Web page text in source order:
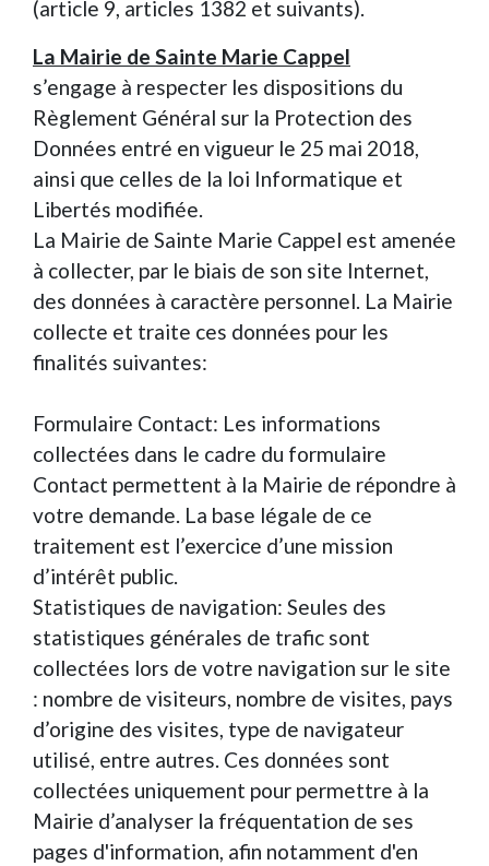
(article 9, articles 1382 et suivants).
La Mairie de Sainte Marie Cappel
s’engage à respecter les dispositions du
Règlement Général sur la Protection des
Données entré en vigueur le 25 mai 2018,
ainsi que celles de la loi Informatique et
Libertés modifiée.
La Mairie de Sainte Marie Cappel est amenée
à collecter, par le biais de son site Internet,
des données à caractère personnel. La Mairie
collecte et traite ces données pour les
finalités suivantes:
Formulaire Contact: Les informations
collectées dans le cadre du formulaire
Contact permettent à la Mairie de répondre à
votre demande. La base légale de ce
traitement est l’exercice d’une mission
d’intérêt public.
Statistiques de navigation: Seules des
statistiques générales de trafic sont
collectées lors de votre navigation sur le site
: nombre de visiteurs, nombre de visites, pays
d’origine des visites, type de navigateur
utilisé, entre autres. Ces données sont
collectées uniquement pour permettre à la
Mairie d’analyser la fréquentation de ses
pages d'information, afin notamment d'en